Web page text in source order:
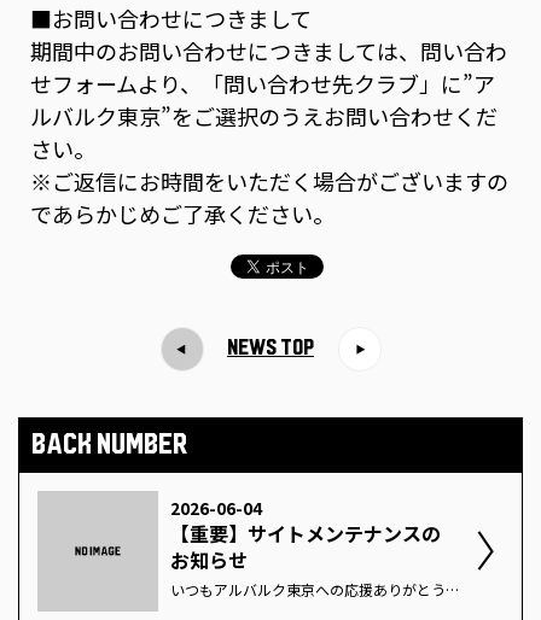
■お問い合わせにつきまして
期間中のお問い合わせにつきましては、問い合わ
せフォームより、「問い合わせ先クラブ」に”ア
ルバルク東京”をご選択のうえお問い合わせくだ
さい。
※ご返信にお時間をいただく場合がございますの
であらかじめご了承ください。
NEWS TOP
BACK NUMBER
2026-06-04
【重要】サイトメンテナンスの
お知らせ
いつもアルバルク東京への応援ありがとうございます。また、日ごろよりアルバルク東京 OFFICIAL ONLINE SHOPをご利用いただきありがとうございます。アルバルク東京 OFFICIAL ONLINE SHOPは、サイトメンテナンスのため下記期間サイトへのアクセスが不可となります。お客様にはご不便、ご迷惑をおかけいたしますが何卒よろしくお願いいたします。■サイトメンテナンス期間2026年7月1日(水)0:00 ~ 7月1日(水)9:00※サイトメンテナンスは延長する場合もございます。■お問い合わせにつきまして期間中のお問い合わせにつきましては、問い合わせフォームより、「問い合わせ先クラブ」に”アルバルク東京”をご選択のうえお問い合わせください。※ご返信にお時間をいただく場合がございますのであらかじめご了承ください。